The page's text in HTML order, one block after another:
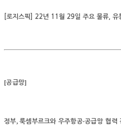
[로지스픽] 22년 11월 29일 주요 물류, 유
[공급망]
정부,룩셈부르크와 우주항공·공급망 협력